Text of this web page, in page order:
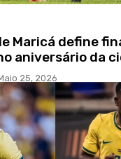
Maricá define
aniversário da
25, 2026